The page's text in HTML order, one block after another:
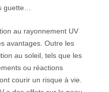
guette…
au rayonnement UV
avantages. Outre les
au soleil, tels que les
ou réactions
courir un risque à vie.